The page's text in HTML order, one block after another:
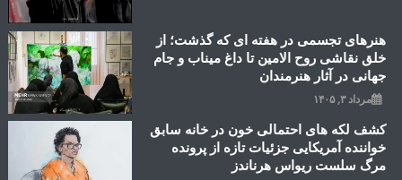
هنرهای تجسمی در هفته ای که گذشت؛ از
خلق نقاشی روح الامین تا داغ میناب و جام
جهانی در آثار هنرمندان
مرداد ۳, ۱۴۰۵
کشف لکه های احتمالی خون در خانه سابق
خواننده آمریکایی جزئیات تازه از پرونده
مرگ سلست ریواس هرناندز